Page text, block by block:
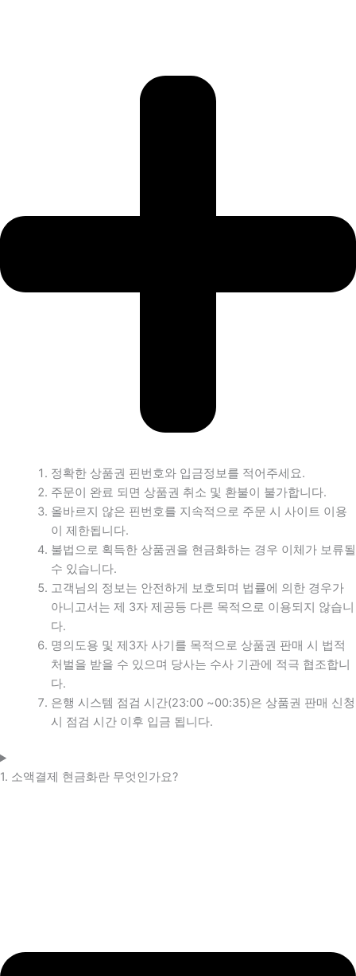
정확한 상품권 핀번호와 입금정보를 적어주세요.
주문이 완료 되면 상품권 취소 및 환불이 불가합니다.
올바르지 않은 핀번호를 지속적으로 주문 시 사이트 이용
이 제한됩니다.
불법으로 획득한 상품권을 현금화하는 경우 이체가 보류될
수 있습니다.
고객님의 정보는 안전하게 보호되며 법률에 의한 경우가
아니고서는 제 3자 제공등 다른 목적으로 이용되지 않습니
다.
명의도용 및 제3자 사기를 목적으로 상품권 판매 시 법적
처벌을 받을 수 있으며 당사는 수사 기관에 적극 협조합니
다.
은행 시스템 점검 시간(23:00 ~00:35)은 상품권 판매 신청
시 점검 시간 이후 입금 됩니다.
1. 소액결제 현금화란 무엇인가요?